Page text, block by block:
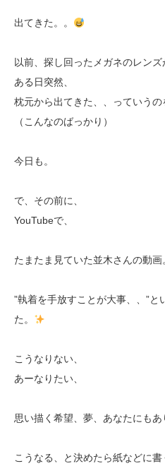
出てきた。。
以前、探し回ったメガネのレンズ
ある日突然、
枕元から出てきた、、っていうの
（こんなのばっかり）
今日も。
で、その前に、
YouTubeで、
たまたま見ていた並木さんの動画
”執着を手放すことが大事、、”
た。
こうなりない、
あーなりたい、
思い描く希望、夢、あなたにもあ
こうなる、と決めたら紙などに書